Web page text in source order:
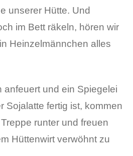
unserer Hütte. Und
im Bett räkeln, hören wir
Heinzelmännchen alles
anfeuert und ein Spiegelei
Sojalatte fertig ist, kommen
runter und freuen
Hüttenwirt verwöhnt zu